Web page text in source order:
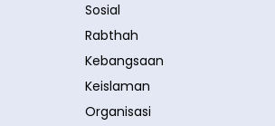
Sosial
Rabthah
Kebangsaan
Keislaman
Organisasi